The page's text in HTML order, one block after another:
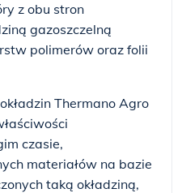
z obu stron
gazoszczelną
polimerów oraz folii
Thermano Agro
czasie,
materiałów na bazie
taką okładziną,